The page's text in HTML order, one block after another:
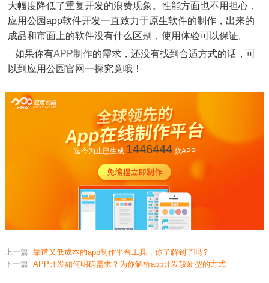
大幅度降低了重复开发的浪费现象。性能方面也不用担心，
应用公园app软件开发一直致力于原生软件的制作，出来的
成品和市面上的软件没有什么区别，使用体验可以保证。
如果你有APP制作的需求，还没有找到合适方式的话，可
以到应用公园官网一探究竟哦！
迄今为止已生成 1446444款APP
上一篇 靠谱又低成本的app制作平台工具，你了解到了吗？
下一篇 APP开发如何明确需求？为你解析app开发较新型的方式